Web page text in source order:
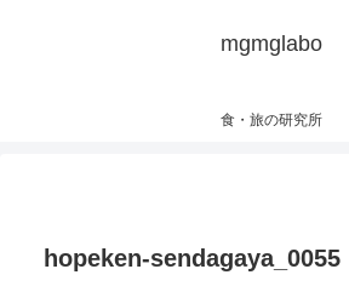
mgmglabo
食・旅の研究所
hopeken-sendagaya_0055